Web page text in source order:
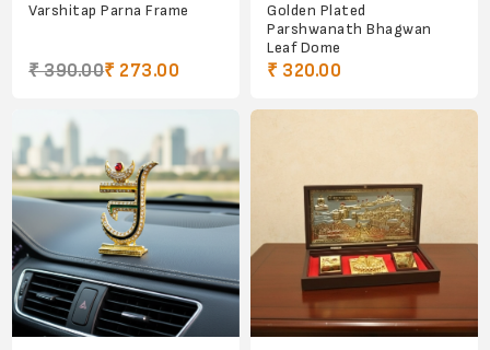
Varshitap Parna Frame
₹ 390.00₹ 273.00
Golden Plated
Parshwanath Bhagwan
Leaf Dome
₹ 320.00